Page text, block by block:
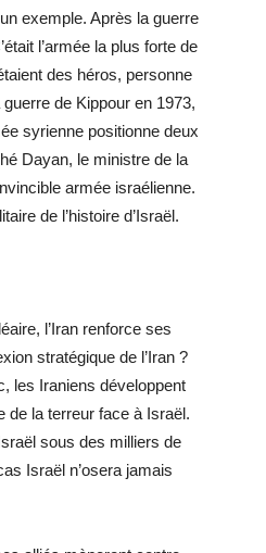
exemple. Après la guerre
l’armée la plus forte de
des héros, personne
de Kippour en 1973,
syrienne positionne deux
Dayan, le ministre de la
armée israélienne.
de l’histoire d’Israël.
l’Iran renforce ses
stratégique de l’Iran ?
les Iraniens développent
de la terreur face à Israël.
sous des milliers de
Israël n’osera jamais